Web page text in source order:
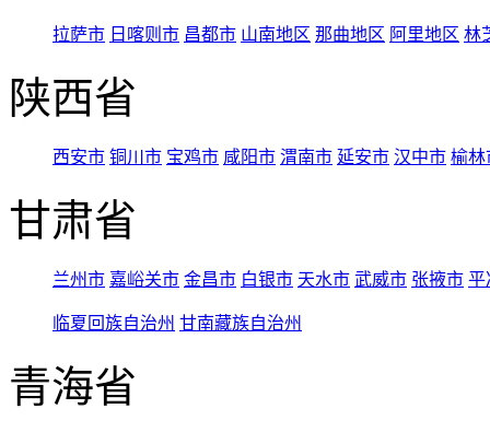
拉萨市 日喀则市 昌都市 山南地区 那曲地区 阿里地区 林
陕西省
西安市 铜川市 宝鸡市 咸阳市 渭南市 延安市 汉中市 榆林
甘肃省
兰州市 嘉峪关市 金昌市 白银市 天水市 武威市 张掖市 平
临夏回族自治州 甘南藏族自治州
青海省